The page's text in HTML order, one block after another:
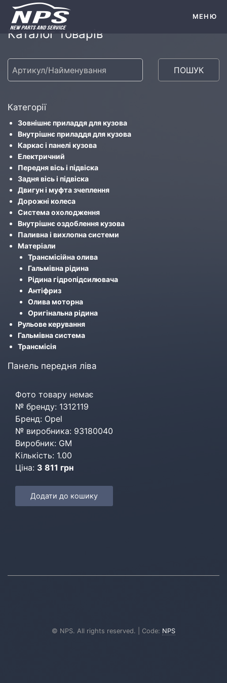
МЕНЮ
Каталог товарів
ПОШУК
Категорії
Зовнішнє приладдя для кузова
Внутрішнє приладдя для кузова
Каркас і панелі кузова
Електричний
Передня вісь і підвіска
Задня вісь і підвіска
Двигун і муфта зчеплення
Дорожні колеса
Система охолодження
Внутрішнє оздоблення кузова
Паливна і вихлопна системи
Матеріали
Трансмісійна олива
Гальмівна рідина
Рідина гідропідсилювача
Антіфриз
Олива моторна
Оригінальна рідина
Рульове керування
Гальмівна система
Трансмісія
Панель передня ліва
Фото товару немає
№ бренду: 1312119
Бренд: Opel
№ виробника: 93180040
Виробник: GM
Кількість: 1.00
Ціна: 3 811 грн
Додати до кошику
© NPS. All rights reserved. | Code: NPS